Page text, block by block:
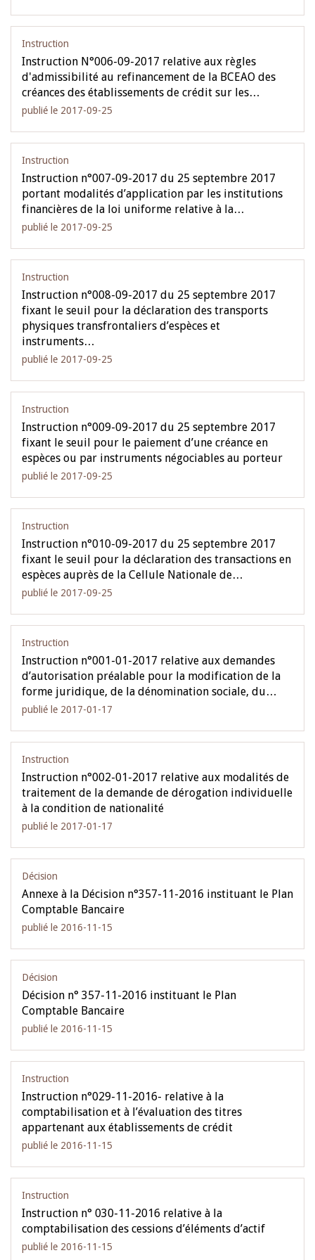
Instruction
Instruction N°006-09-2017 relative aux règles
d'admissibilité au refinancement de la BCEAO des
créances des établissements de crédit sur les…
publié le 2017-09-25
Instruction
Instruction n°007-09-2017 du 25 septembre 2017
portant modalités d’application par les institutions
financières de la loi uniforme relative à la…
publié le 2017-09-25
Instruction
Instruction n°008-09-2017 du 25 septembre 2017
fixant le seuil pour la déclaration des transports
physiques transfrontaliers d’espèces et
instruments…
publié le 2017-09-25
Instruction
Instruction n°009-09-2017 du 25 septembre 2017
fixant le seuil pour le paiement d’une créance en
espèces ou par instruments négociables au porteur
publié le 2017-09-25
Instruction
Instruction n°010-09-2017 du 25 septembre 2017
fixant le seuil pour la déclaration des transactions en
espèces auprès de la Cellule Nationale de…
publié le 2017-09-25
Instruction
Instruction n°001-01-2017 relative aux demandes
d’autorisation préalable pour la modification de la
forme juridique, de la dénomination sociale, du…
publié le 2017-01-17
Instruction
Instruction n°002-01-2017 relative aux modalités de
traitement de la demande de dérogation individuelle
à la condition de nationalité
publié le 2017-01-17
Décision
Annexe à la Décision n°357-11-2016 instituant le Plan
Comptable Bancaire
publié le 2016-11-15
Décision
Décision n° 357-11-2016 instituant le Plan
Comptable Bancaire
publié le 2016-11-15
Instruction
Instruction n°029-11-2016- relative à la
comptabilisation et à l’évaluation des titres
appartenant aux établissements de crédit
publié le 2016-11-15
Instruction
Instruction n° 030-11-2016 relative à la
comptabilisation des cessions d’éléments d’actif
publié le 2016-11-15